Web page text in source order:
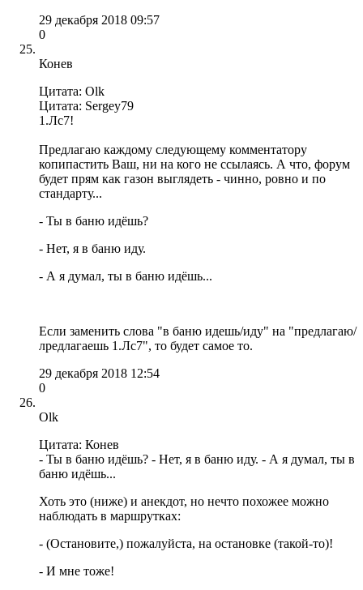
29 декабря 2018 09:57
0
Конев
Цитата: Olk
Цитата: Sergey79
1.Лc7!
Предлагаю каждому следующему комментатору
копипастить Ваш, ни на кого не ссылаясь. А что, форум
будет прям как газон выглядеть - чинно, ровно и по
стандарту...
- Ты в баню идёшь?
- Нет, я в баню иду.
- А я думал, ты в баню идёшь...
Если заменить слова "в баню идешь/иду" на "предлагаю/
лредлагаешь 1.Лс7", то будет самое то.
29 декабря 2018 12:54
0
Olk
Цитата: Конев
- Ты в баню идёшь? - Нет, я в баню иду. - А я думал, ты в
баню идёшь...
Хоть это (ниже) и анекдот, но нечто похожее можно
наблюдать в маршрутках:
- (Остановите,) пожалуйста, на остановке (такой-то)!
- И мне тоже!